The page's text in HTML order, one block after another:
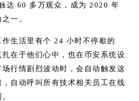
达 60 多万观众，成为 2020 年
一。
生活里有个 24 小时不停歇的
扎在于他们心中，也在币安系统设
行情剧烈波动时，会自动触发这
自动呼叫所有技术相关员工在线